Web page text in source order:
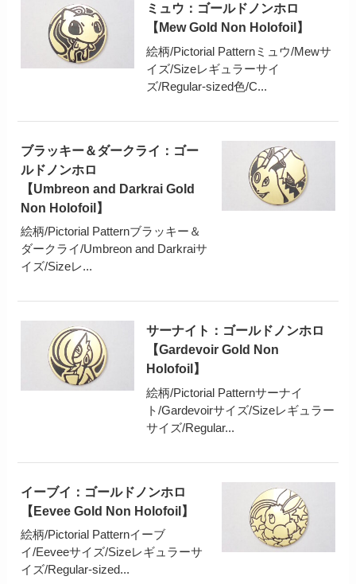
ミュウ：ゴールドノンホロ
【Mew Gold Non Holofoil】
絵柄/Pictorial Patternミュウ/Mewサ
イズ/Sizeレギュラーサイ
ズ/Regular-sized色/C...
ブラッキー＆ダークライ：ゴー
ルドノンホロ
【Umbreon and Darkrai Gold
Non Holofoil】
絵柄/Pictorial Patternブラッキー＆
ダークライ/Umbreon and Darkraiサ
イズ/Sizeレ...
サーナイト：ゴールドノンホロ
【Gardevoir Gold Non
Holofoil】
絵柄/Pictorial Patternサーナイ
ト/Gardevoirサイズ/Sizeレギュラー
サイズ/Regular...
イーブイ：ゴールドノンホロ
【Eevee Gold Non Holofoil】
絵柄/Pictorial Patternイーブ
イ/Eeveeサイズ/Sizeレギュラーサ
イズ/Regular-sized...